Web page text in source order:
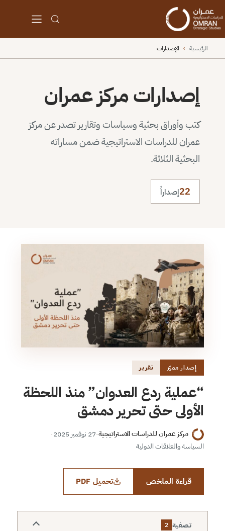
الرئيسية › الإصدارات
إصدارات مركز عمران
كتب وأوراق بحثية وسياسات وتقارير تصدر عن مركز
عمران للدراسات الاستراتيجية ضمن مساراته
البحثية الثلاثة.
22إصداراً
إصدار مميّز تقرير
“عملية ردع العدوان” منذ اللحظة
الأولى حتى تحرير دمشق
مركز عمران للدراسات الاستراتيجية·27 نوفمبر 2025
·
السياسة والعلاقات الدولية
قراءة الملخص تحميل PDF
تصفية 2